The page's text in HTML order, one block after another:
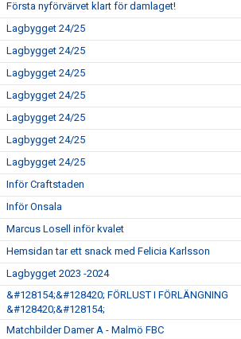
Första nyförvärvet klart för damlaget!
Lagbygget 24/25
Lagbygget 24/25
Lagbygget 24/25
Lagbygget 24/25
Lagbygget 24/25
Lagbygget 24/25
Lagbygget 24/25
Inför Craftstaden
Inför Onsala
Marcus Losell inför kvalet
Hemsidan tar ett snack med Felicia Karlsson
Lagbygget 2023 -2024
&#128154;&#128420; FÖRLUST I FÖRLÄNGNING
&#128420;&#128154;
Matchbilder Damer A - Malmö FBC